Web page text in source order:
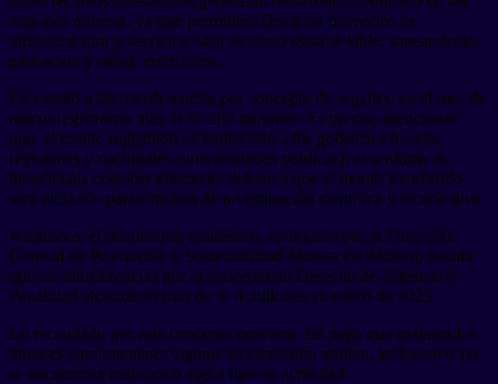
regiones mineras, ya que permitirán financiar proyectos de
infraestructura y servicios básicos como agua potable, saneamiento,
educación y salud, entre otros.
En cuanto a las transferencias por concepto de regalías, en el mes de
marzo registraron más de S/ 285 millones. Es preciso mencionar
que, el monto registrado es transferido a los gobiernos locales,
regionales y nacionales (universidades públicas); esta última es
beneficiada considerablemente debido a que el monto transferido
será utilizado para estudios de investigación científica y tecnológica.
Asimismo, el documento estadístico, elaborado por la Dirección
General de Promoción y Sostenibilidad Minera del Minem, detalla
que las transferencias por el concepto de Derecho de Vigencia y
Penalidad alcanzaron más de S/ 4 millones en enero de 2023.
Lo recaudado por este concepto proviene del pago que realizan los
titulares para mantener vigente su concesión minera, inclusive si no
se encuentran realizando algún tipo de actividad.